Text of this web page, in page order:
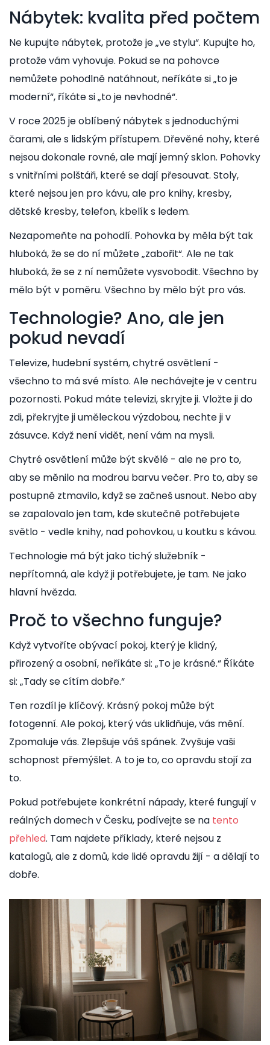
Nábytek: kvalita před počtem
Ne kupujte nábytek, protože je „ve stylu“. Kupujte ho,
protože vám vyhovuje. Pokud se na pohovce
nemůžete pohodlně natáhnout, neříkáte si „to je
moderní“, říkáte si „to je nevhodné“.
V roce 2025 je oblíbený nábytek s jednoduchými
čarami, ale s lidským přístupem. Dřevěné nohy, které
nejsou dokonale rovné, ale mají jemný sklon. Pohovky
s vnitřními polštáři, které se dají přesouvat. Stoly,
které nejsou jen pro kávu, ale pro knihy, kresby,
dětské kresby, telefon, kbelík s ledem.
Nezapomeňte na pohodlí. Pohovka by měla být tak
hluboká, že se do ní můžete „zabořit“. Ale ne tak
hluboká, že se z ní nemůžete vysvobodit. Všechno by
mělo být v poměru. Všechno by mělo být pro vás.
Technologie? Ano, ale jen
pokud nevadí
Televize, hudební systém, chytré osvětlení -
všechno to má své místo. Ale nechávejte je v centru
pozornosti. Pokud máte televizi, skryjte ji. Vložte ji do
zdi, překryjte ji uměleckou výzdobou, nechte ji v
zásuvce. Když není vidět, není vám na mysli.
Chytré osvětlení může být skvělé - ale ne pro to,
aby se měnilo na modrou barvu večer. Pro to, aby se
postupně ztmavilo, když se začneš usnout. Nebo aby
se zapalovalo jen tam, kde skutečně potřebujete
světlo - vedle knihy, nad pohovkou, u koutku s kávou.
Technologie má být jako tichý služebník -
nepřítomná, ale když ji potřebujete, je tam. Ne jako
hlavní hvězda.
Proč to všechno funguje?
Když vytvoříte obývací pokoj, který je klidný,
přirozený a osobní, neříkáte si: „To je krásné.“ Říkáte
si: „Tady se cítím dobře.“
Ten rozdíl je klíčový. Krásný pokoj může být
fotogenní. Ale pokoj, který vás uklidňuje, vás mění.
Zpomaluje vás. Zlepšuje váš spánek. Zvyšuje vaši
schopnost přemýšlet. A to je to, co opravdu stojí za
to.
Pokud potřebujete konkrétní nápady, které fungují v
reálných domech v Česku, podívejte se na tento
přehled. Tam najdete příklady, které nejsou z
katalogů, ale z domů, kde lidé opravdu žijí - a dělají to
dobře.